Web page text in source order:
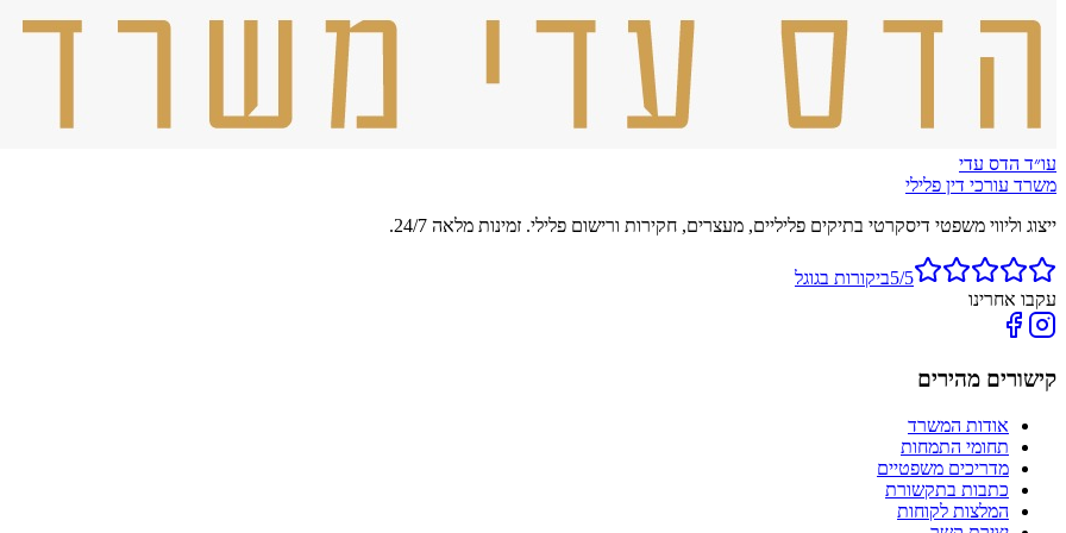
עו״ד הדס עדי
משרד עורכי דין פלילי
ייצוג וליווי משפטי דיסקרטי בתיקים פליליים, מעצרים, חקירות ורישום פלילי. זמינות מלאה 24/7.
5/5ביקורות בגוגל
עקבו אחרינו
קישורים מהירים
אודות המשרד
תחומי התמחות
מדריכים משפטיים
כתבות בתקשורת
המלצות לקוחות